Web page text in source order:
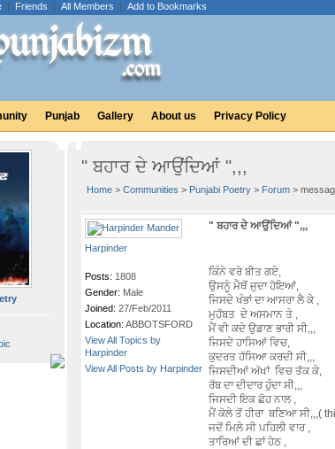
| Friends | All Members | Add to Bookmarks
Punjab Gallery About us Privacy Policy
" ਬਹਾਰ ਦੇ ਆਉਂਦਿਆਂ ",,,
Home> Communities > Punjabi Poetry> Forum>
Harpinder
Posts: 1808
Gender: Male
Joined: 27/Feb/2011
Location: ABBOTSFORD
View All Topics by
Harpinder
View All Posts by Harpinder
" ਬਹਾਰ ਦੇ ਆਉਂਦਿਆਂ ",,,
ਕਿੰਨੇ ਵਰੇ ਬੀਤ ਗਏ,
ਉਸਨੂੰ ਮੈਥੋਂ ਜੁਦਾ ਹੋਇਆਂ,
ਜਿਸਦੇ ਖੰਭਾਂ ਦਾ ਆਸਰਾ ਲੈ ਕੇ ,
ਮੁਹੱਬਤ ਦੇ ਅਸਮਾਨ ਤੇ ,
ਮੈਂ ਵੀ ਕਦੇ ਉਡਾਣ ਭਾਰੀ ਸੀ,,,
ਜਿਸਦੇ ਹਾਸਿਆਂ ਵਿਚ,
ਕੁਦਰਤ ਹੱਸਿਆ ਕਰਦੀ ਸੀ,,,
ਜਿਸਦੀਆਂ ਅੱਖਾਂ ਵਿਚ ਤੱਕ ਕੇ,
ਰੱਬ ਦਾ ਦੀਦਾਰ ਹੁੰਦਾ ਸੀ,,,
ਜਿਸਦੀ ਇਕ ਛੋਹ ਨਾਲ ,
ਮੈਂ ਕੋਲੇ ਤੋਂ ਹੀਰਾ ਬਣਿਆ ਸੀ,,,(
ਜਦੋਂ ਮਿਲੇ ਸੀ ਪਹਿਲੀ ਵਾਰ ,
ਤਾਰਿਆਂ ਦੀ ਛਾਂ ਹੇਠ ,